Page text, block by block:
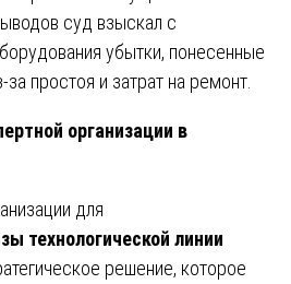
суд взыскал с
убытки, понесенные
простоя и затрат на ремонт.
организации в
для
технологической линии
решение, которое